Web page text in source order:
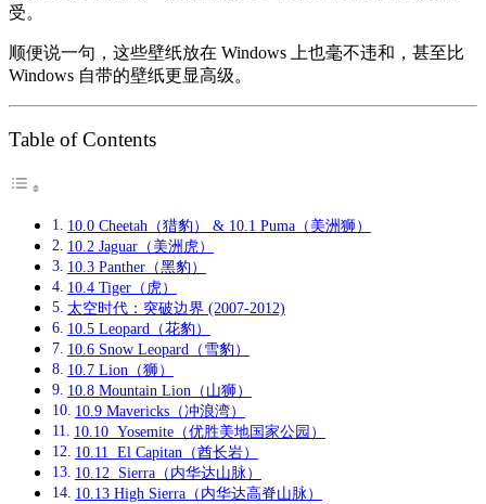
受。
顺便说一句，这些壁纸放在 Windows 上也毫不违和，甚至比
Windows 自带的壁纸更显高级。
Table of Contents
10.0 Cheetah（猎豹） & 10.1 Puma（美洲狮）
10.2 Jaguar（美洲虎）
10.3 Panther（黑豹）
10.4 Tiger（虎）
太空时代：突破边界 (2007-2012)
10.5 Leopard（花豹）
10.6 Snow Leopard（雪豹）
10.7 Lion（狮）
10.8 Mountain Lion（山狮）
10.9 Mavericks（冲浪湾）
10.10 Yosemite（优胜美地国家公园）
10.11 El Capitan（酋长岩）
10.12 Sierra（内华达山脉）
10.13 High Sierra（内华达高脊山脉）